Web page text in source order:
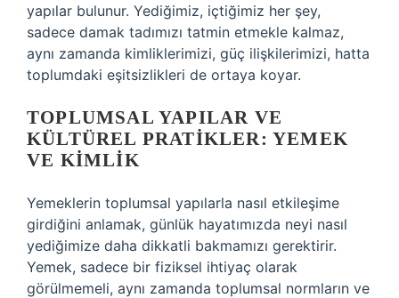
yapılar bulunur. Yediğimiz, içtiğimiz her şey,
sadece damak tadımızı tatmin etmekle kalmaz,
aynı zamanda kimliklerimizi, güç ilişkilerimizi, hatta
toplumdaki eşitsizlikleri de ortaya koyar.
TOPLUMSAL YAPILAR VE
KÜLTÜREL PRATIKLER: YEMEK
VE KIMLIK
Yemeklerin toplumsal yapılarla nasıl etkileşime
girdiğini anlamak, günlük hayatımızda neyi nasıl
yediğimize daha dikkatli bakmamızı gerektirir.
Yemek, sadece bir fiziksel ihtiyaç olarak
görülmemeli, aynı zamanda toplumsal normların ve